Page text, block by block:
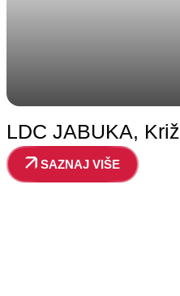
LDC JABUKA, Križ
SAZNAJ VIŠE